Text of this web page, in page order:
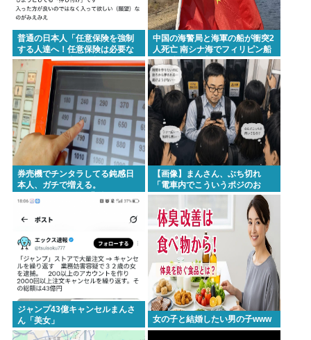
普通の日本人「任意保険を強制
する人達へ！任意保険は必要な
い。そもそも事故を起こしませ
ん」
中国の海警局と海軍の船が衝突2
人死亡 南シナ海でフィリピン船
を追跡中、公表までに1年
券売機でチンタラしてる鈍感日
本人、ガチで増える。
197cm57kgの俺が背後5cmまで
件。
【画像】まんさん、ぶち切れ
「電車内でこういうポジのお
じ、ガチでイラネ」
ジャンプ43億キャンセルまんさ
ん「美女」
女の子と結婚したい男の子www